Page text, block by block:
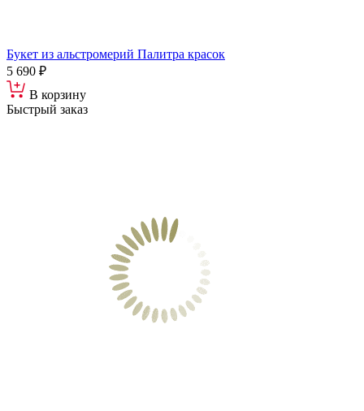
Букет из альстромерий Палитра красок
5 690 ₽
В корзину
Быстрый заказ